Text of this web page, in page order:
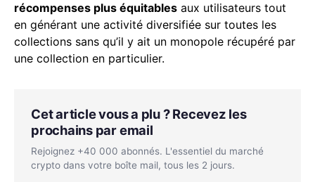
récompenses plus équitables aux utilisateurs tout
en générant une activité diversifiée sur toutes les
collections sans qu’il y ait un monopole récupéré par
une collection en particulier.
Cet article vous a plu ? Recevez les
prochains par email
Rejoignez +40 000 abonnés. L'essentiel du marché
crypto dans votre boîte mail, tous les 2 jours.